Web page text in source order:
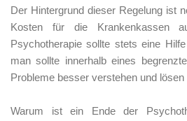
Der Hintergrund dieser Regelung ist
Kosten für die Krankenkassen
Psychotherapie sollte stets eine
man sollte innerhalb eines
Probleme besser verstehen und lösen
Warum ist ein Ende der